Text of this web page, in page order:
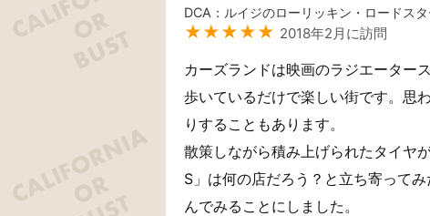
DCA：ルイジのローリッキン・ロードスタ
★★★★★ 2018年2月に訪問
カーズランドは映画のラジエーター
歩いているだけで楽しい街です。思
りすることもあります。
散策しながら積み上げられたタイヤ
S」は何の店だろう？と立ち寄って
んでみることにしました。